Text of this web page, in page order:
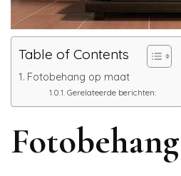
Table of Contents
Fotobehang op maat
Gerelateerde berichten: